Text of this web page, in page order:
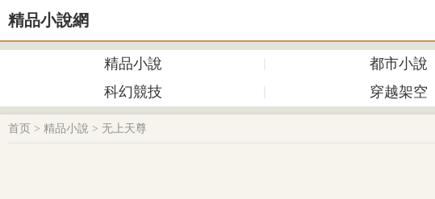
精品小說網
精品小說 都市小說
科幻競技
穿越架空
首页 > 精品小說 > 无上天尊